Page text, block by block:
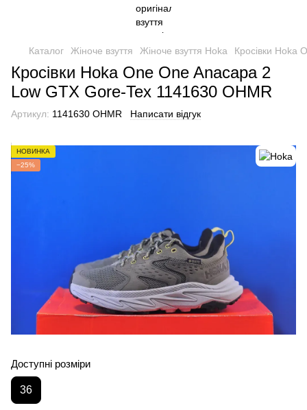
Каталог Жіноче взуття Жіноче взуття Hoka Кросівки Hoka
Кросівки Hoka One One Anacapa 2
Low GTX Gore-Tex 1141630 OHMR
Артикул: 1141630 OHMR Написати відгук
НОВИНКА
−25%
Доступні розміри
36